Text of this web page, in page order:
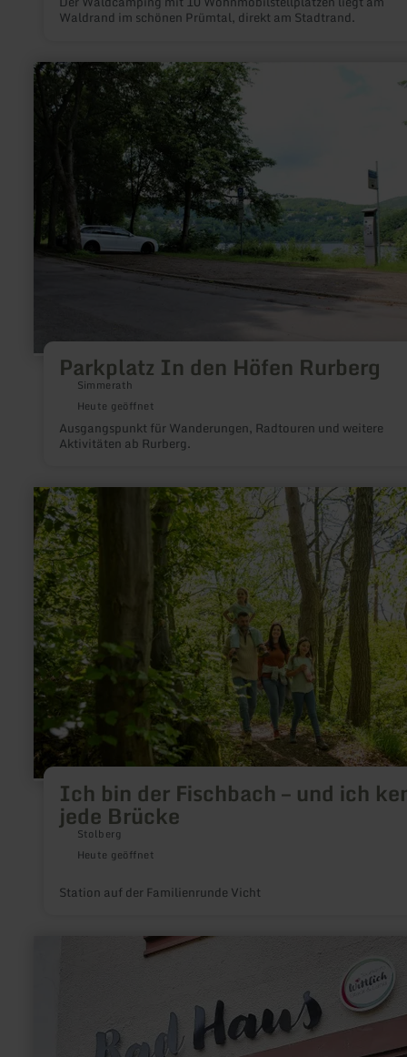
Waldrand im schönen Prümtal, direkt am Stadtrand.
Parkplatz In den Höfen Rurberg
Simmerath
Heute geöffnet
Ausgangspunkt für Wanderungen, Radtouren und weitere
Aktivitäten ab Rurberg.
mehr
erfahren
Parkplatz
Ich bin der Fischbach – und ich
jede Brücke
Stolberg
Heute geöffnet
Station auf der Familienrunde Vicht
mehr
erfahren
zu:
Ich
bin
der
Fischbach
–
und
ich
kenne
jede
Brücke